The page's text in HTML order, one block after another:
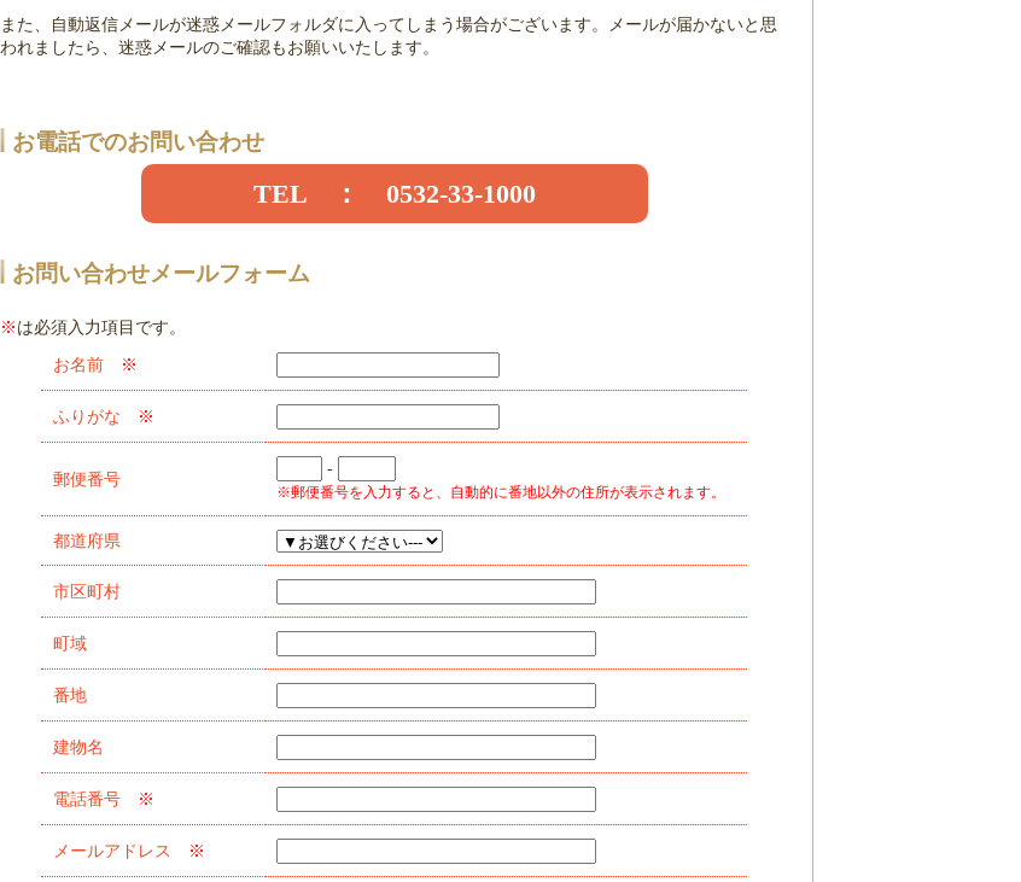
また、自動返信メールが迷惑メールフォルダに入ってしまう場合がございます。メールが届かないと思
われましたら、迷惑メールのご確認もお願いいたします。
お電話でのお問い合わせ
TEL ： 0532-33-1000
お問い合わせメールフォーム
※は必須入力項目です。
お名前
※
ふりがな ※
郵便番号
-
※郵便番号を入力すると、自動的に番地以外の住所が表示されます。
都道府県
市区町村
町域
番地
建物名
電話番号 ※
メールアドレス ※